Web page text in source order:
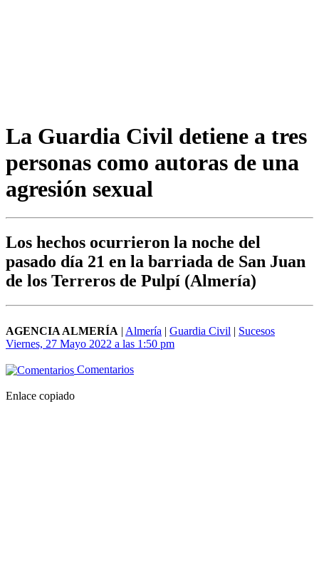
La Guardia Civil detiene a tres
personas como autoras de una
agresión sexual
Los hechos ocurrieron la noche del
pasado día 21 en la barriada de San Juan
de los Terreros de Pulpí (Almería)
AGENCIA ALMERÍA | Almería | Guardia Civil | Sucesos
Viernes, 27 Mayo 2022 a las 1:50 pm
Comentarios
Enlace copiado